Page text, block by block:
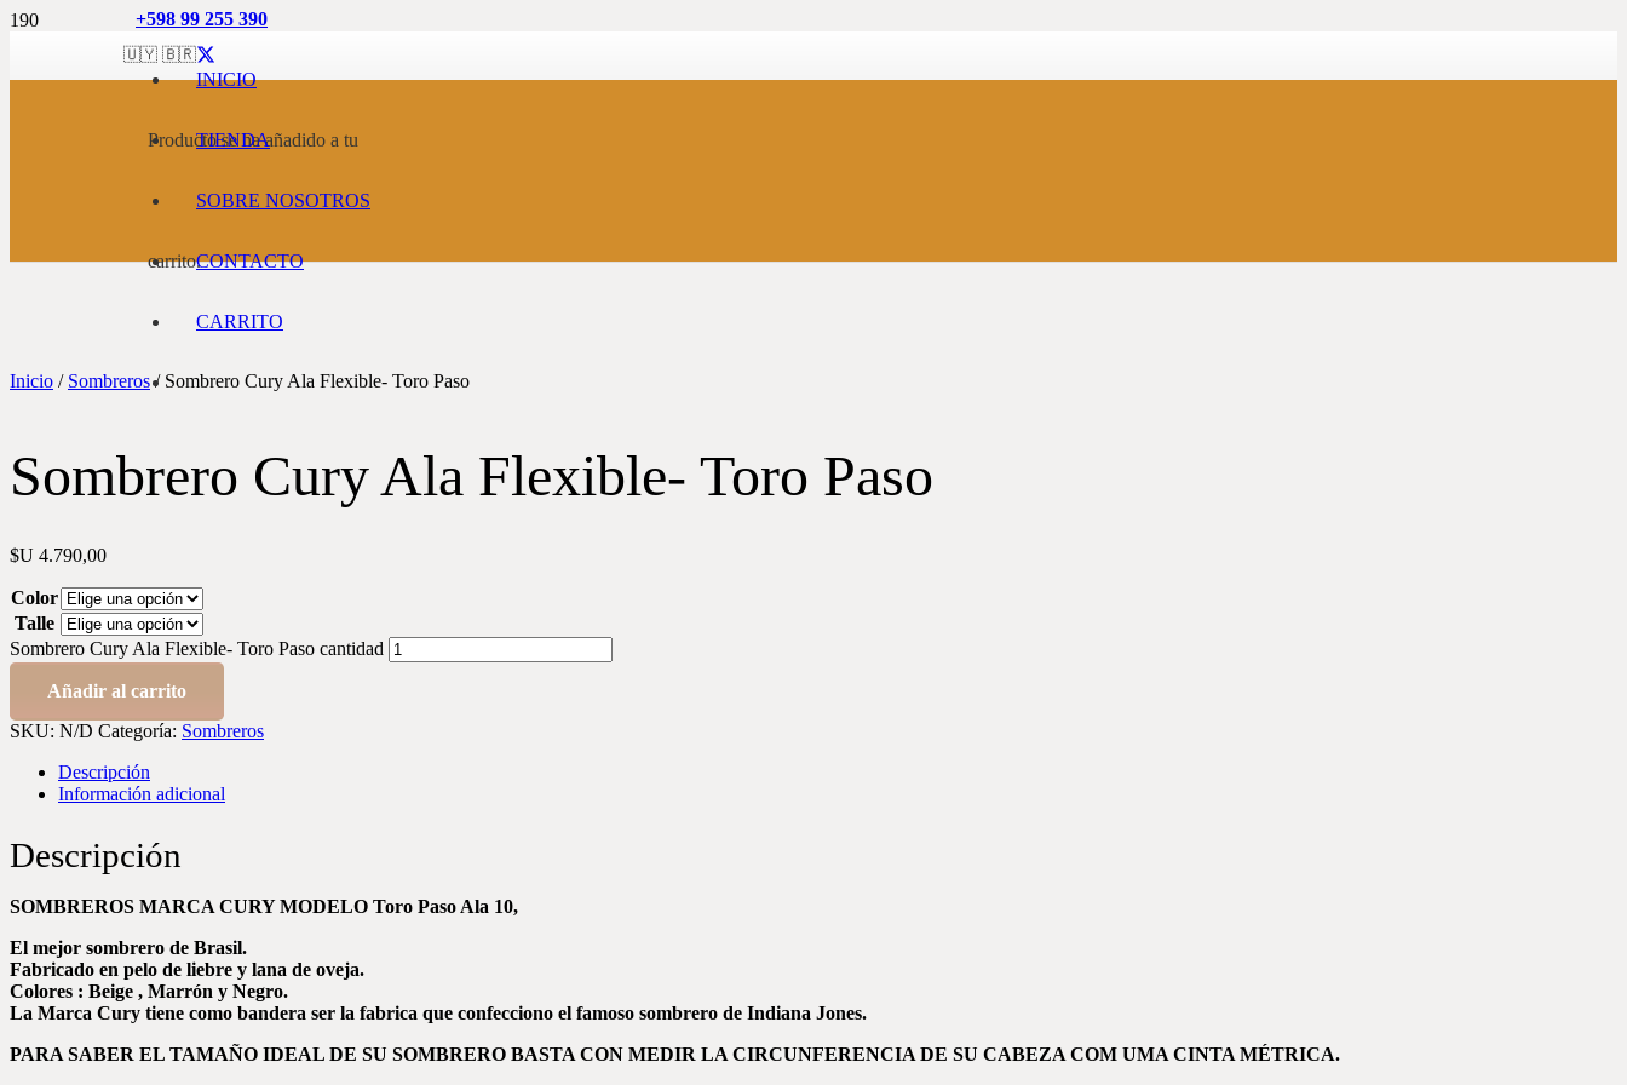
🇺🇾 🇧🇷
+598 99 255 390
Productose ha añadido a tu
carrito.
INICIO
TIENDA
SOBRE NOSOTROS
CONTACTO
CARRITO
Inicio / Sombreros/ Sombrero Cury Ala Flexible- Toro Paso
Sombrero Cury Ala Flexible- Toro Paso
$U 4.790,00
Color
Talle
Sombrero Cury Ala Flexible- Toro Paso cantidad
Añadir al carrito
SKU: N/D Categoría: Sombreros
Descripción
Información adicional
Descripción
SOMBREROS MARCA CURY MODELO Toro Paso Ala 10,
El mejor sombrero de Brasil.
Fabricado en pelo de liebre y lana de oveja.
Colores : Beige , Marrón y Negro.
La Marca Cury tiene como bandera ser la fabrica que confecciono el famoso sombrero de Indiana Jones.
PARA SABER EL TAMAÑO IDEAL DE SU SOMBRERO BASTA CON MEDIR LA CIRCUNFERENCIA DE SU CABEZA COM UMA CINTA MÉTRICA.